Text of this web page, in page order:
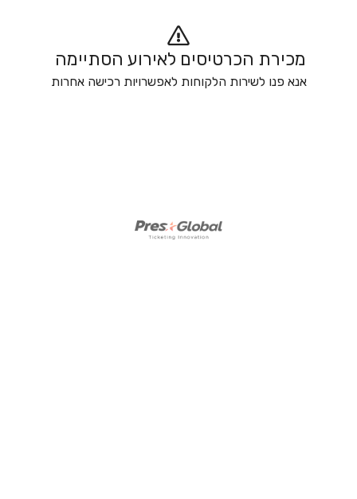
מכירת הכרטיסים לאירוע הסתיימה
אנא פנו לשירות הלקוחות לאפשרויות רכישה אחרות